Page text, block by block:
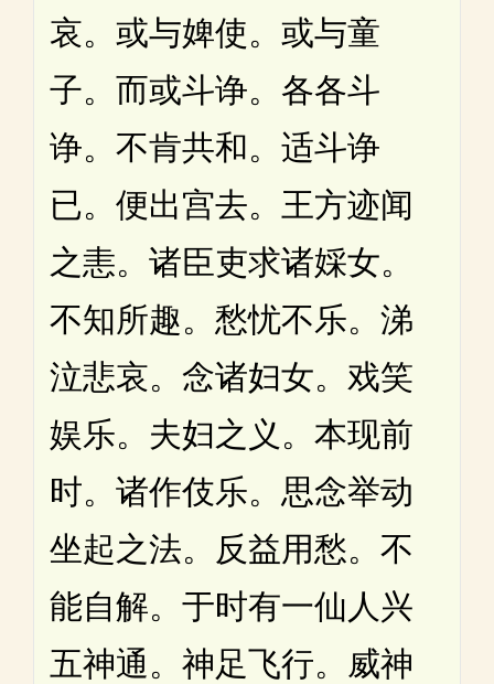
哀。或与婢使。或与童
子。而或斗诤。各各斗
诤。不肯共和。适斗诤
已。便出宫去。王方迹闻
之恚。诸臣吏求诸婇女。
不知所趣。愁忧不乐。涕
泣悲哀。念诸妇女。戏笑
娱乐。夫妇之义。本现前
时。诸作伎乐。思念举动
坐起之法。反益用愁。不
能自解。于时有一仙人兴
五神通。神足飞行。威神